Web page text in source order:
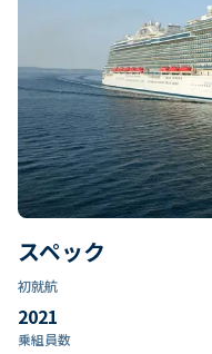
スペック
初就航
2021
乗組員数​